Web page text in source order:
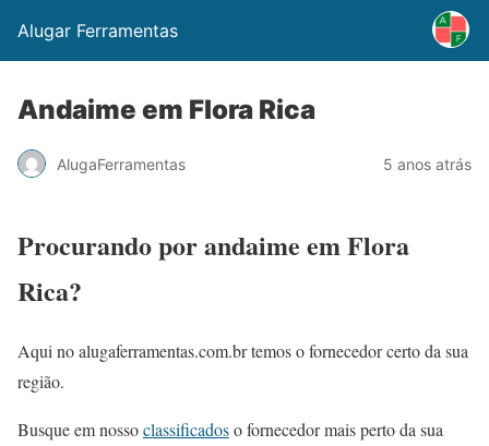
Alugar Ferramentas
Andaime em Flora Rica
AlugaFerramentas 5 anos atrás
Procurando por andaime em Flora
Rica?
Aqui no alugaferramentas.com.br temos o fornecedor certo da sua
região.
Busque em nossoclassificadoso fornecedor mais perto da sua